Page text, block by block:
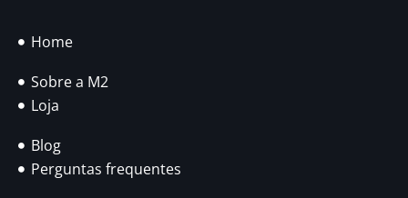
Home
Sobre a M2
Loja
Blog
Perguntas frequentes